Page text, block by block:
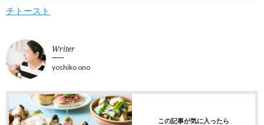
チトースト
Writer
yoshiko ono
この記事が気に入ったら